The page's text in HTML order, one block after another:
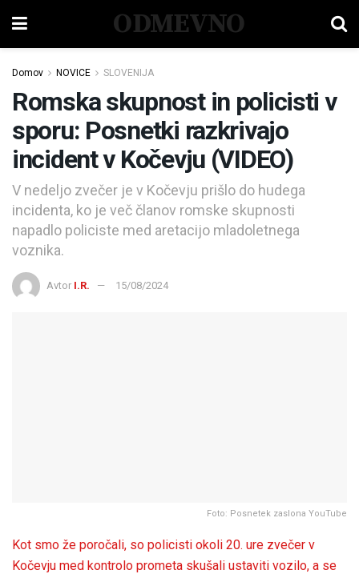
ODMEVNO
Domov NOVICE SLOVENIJA
Romska skupnost in policisti v
sporu: Posnetki razkrivajo
incident v Kočevju (VIDEO)
V nedeljo zvečer je v Kočevju prišlo do hudega
incidenta, ko je več članov romske skupnosti
napadlo policiste med aretacijo mladoletnega
voznika.
Avtor I.R. 15/08/2024
Foto: Posnetek zaslona YouTube
Kot smo že poročali, so policisti okoli 20. ure zvečer v
Kočevju med kontrolo prometa skušali ustaviti vozilo, a se